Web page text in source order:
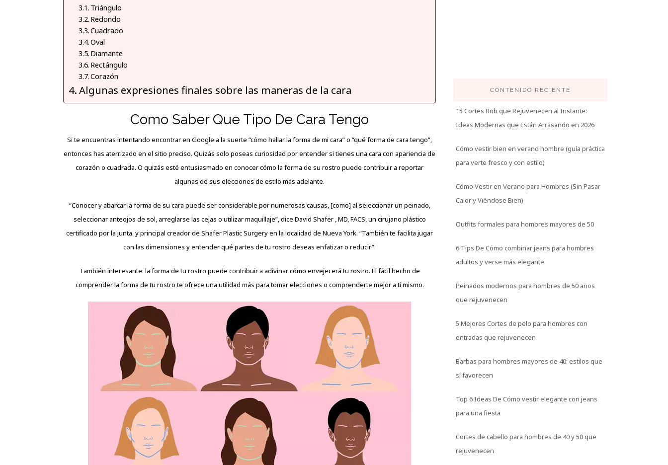
Triángulo
Redondo
Cuadrado
Oval
Diamante
Rectángulo
Corazón
Algunas expresiones finales sobre las maneras de la cara
Como Saber Que Tipo De Cara Tengo
Si te encuentras intentando encontrar en Google a la suerte “cómo hallar la forma de mi cara” o “qué forma de cara tengo”,
entonces has aterrizado en el sitio preciso. Quizás solo poseas curiosidad por entender si tienes una cara con apariencia de
corazón o cuadrada. O quizás esté entusiasmado en conocer cómo la forma de su rostro puede contribuir a reportar
algunas de sus elecciones de estilo más adelante.
“Conocer y abarcar la forma de su cara puede ser considerable pornumerosas causas, [como] al seleccionar un peinado,
seleccionar anteojos de sol, arreglarse las cejas o utilizar maquillaje”, dice David Shafer , MD, FACS, un cirujano plástico
certificado por la junta. y principal creador de Shafer Plastic Surgery en la localidad de Nueva York. “También te facilita jugar
con las dimensiones y entender qué partes de tu rostro deseas enfatizar o reducir”.
También interesante: la forma de tu rostro puede contribuir a adivinar cómo envejecerá tu rostro. El fácil hecho de
comprender la forma de tu rostro te ofrece una utilidad más para tomar elecciones o comprenderte mejor a ti mismo.
CONTENIDO RECIENTE
15 Cortes Bob que Rejuvenecen al Instante:
Ideas Modernas que Están Arrasando en 2026
Cómo vestir bien en verano hombre (guía práctica
para verte fresco y con estilo)
Cómo Vestir en Verano para Hombres (Sin Pasar
Calor y Viéndose Bien)
Outfits formales para hombres mayores de 50
6 Tips De Cómo combinar jeans para hombres
adultos y verse más elegante
Peinados modernos para hombres de 50 años
que rejuvenecen
5 Mejores Cortes de pelo para hombres con
entradas que rejuvenecen
Barbas para hombres mayores de 40: estilos que
sí favorecen
Top 6 Ideas De Cómo vestir elegante con jeans
para una fiesta
Cortes de cabello para hombres de 40 y 50 que
rejuvenecen